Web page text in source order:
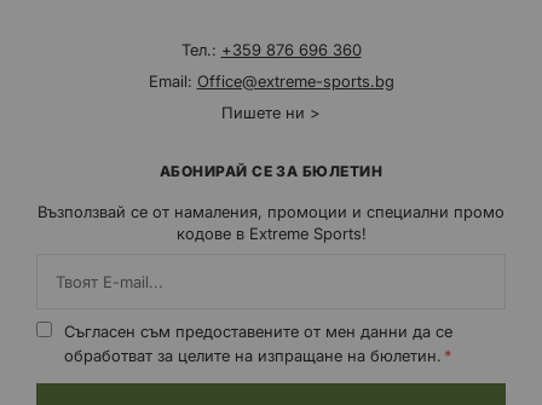
Тел.: +359 876 696 360
Email: Office@extreme-sports.bg
Пишете ни >
АБОНИРАЙ СЕ ЗА БЮЛЕТИН
Възползвай се от намаления, промоции и специални промо
кодове в Extreme Sports!
Съгласен съм предоставените от мен данни да се
обработват за целите на изпращане на бюлетин.